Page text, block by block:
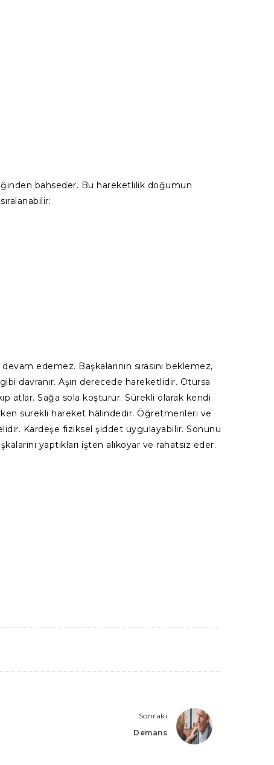
bahseder. Bu hareketlilik doğumun
edemez. Başkalarının sırasını beklemez,
davranır. Aşırı derecede hareketlidir. Otursa
atlar. Sağa sola koşturur. Sürekli olarak kendi
sürekli hareket hâlindedir. Öğretmenleri ve
Kardeşe fiziksel şiddet uygulayabilir. Sonunu
yaptıkları işten alıkoyar ve rahatsız eder.
Sonraki
Demans